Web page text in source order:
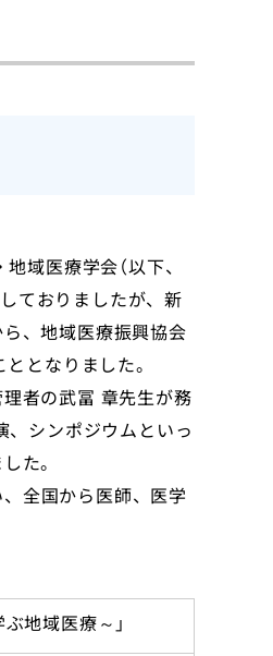
域医療学会（以下、
ておりましたが、新
、地域医療振興協会
となりました。
者の武冨 章先生が務
、シンポジウムといっ
た。
全国から医師、医学
地域医療～」